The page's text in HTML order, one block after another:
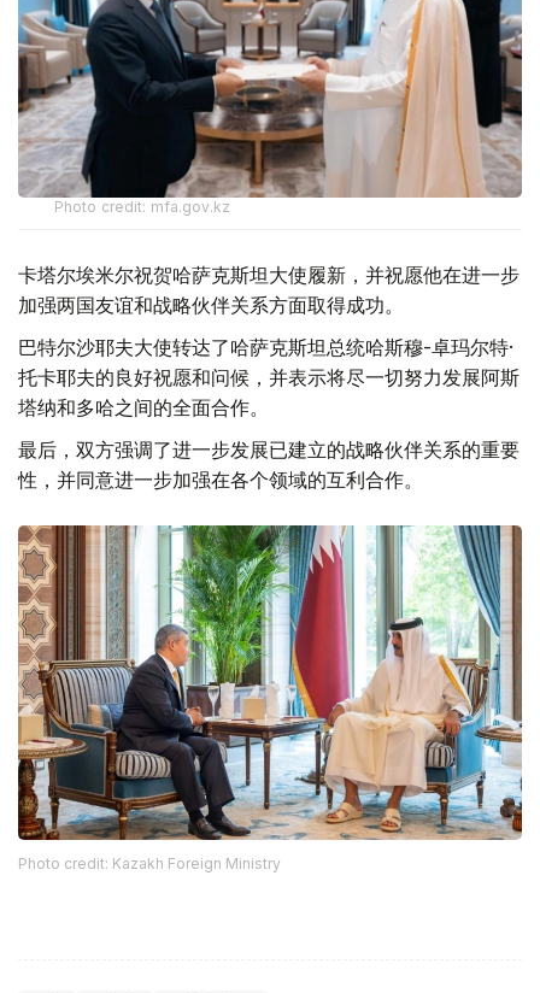
Photo credit: mfa.gov.kz
卡塔尔埃米尔祝贺哈萨克斯坦大使履新，并祝愿他在进一步
加强两国友谊和战略伙伴关系方面取得成功。
巴特尔沙耶夫大使转达了哈萨克斯坦总统哈斯穆-卓玛尔特·
托卡耶夫的良好祝愿和问候，并表示将尽一切努力发展阿斯
塔纳和多哈之间的全面合作。
最后，双方强调了进一步发展已建立的战略伙伴关系的重要
性，并同意进一步加强在各个领域的互利合作。
Photo credit: Kazakh Foreign Ministry